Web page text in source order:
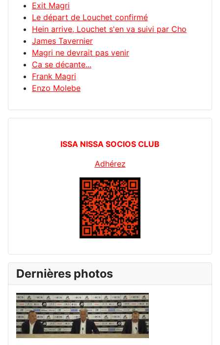
Exit Magri
Le départ de Louchet confirmé
Hein arrive, Louchet s'en va suivi par Cho
James Tavernier
Magri ne devrait pas venir
Ca se décante...
Frank Magri
Enzo Molebe
ISSA NISSA SOCIOS CLUB
Adhérez
Dernières photos